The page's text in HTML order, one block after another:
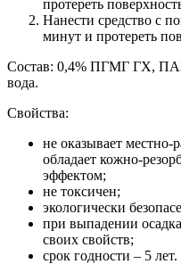
протереть
Нанести средство с
минут и протереть
Состав: 0,4% ПГМГ ГХ,
вода.
Свойства:
не оказывает местно-
обладает кожно-
эффектом;
не токсичен;
экологически
при выпадении
своих свойств;
срок годности – 5 лет.